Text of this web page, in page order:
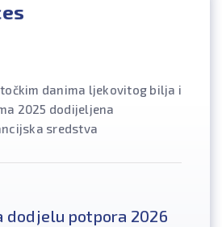
danima ljekovitog bilja i
2025 dodijeljena
sredstva
dodjelu potpora 2026